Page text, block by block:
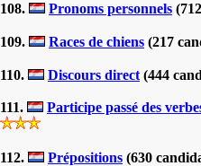
108. Pronoms personnels
109. Races de chiens (217
110. Discours direct (444
111. Participe passé des
112. Prépositions (630